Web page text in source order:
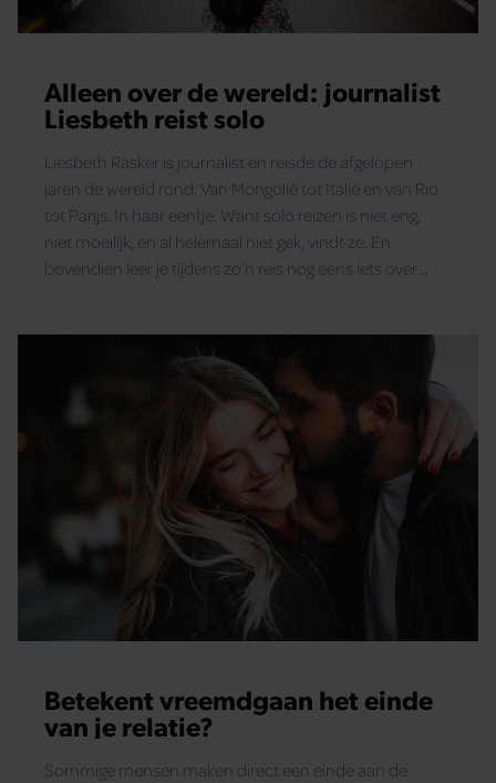
Alleen over de wereld: journalist
Liesbeth reist solo
Liesbeth Rasker is journalist en reisde de afgelopen
jaren de wereld rond. Van Mongolië tot Italië en van Rio
tot Parijs. In haar eentje. Want solo reizen is niet eng,
niet moeilijk, en al helemaal niet gek, vindt ze. En
bovendien leer je tijdens zo’n reis nog eens iets over
Betekent vreemdgaan het einde
van je relatie?
Sommige mensen maken direct een einde aan de